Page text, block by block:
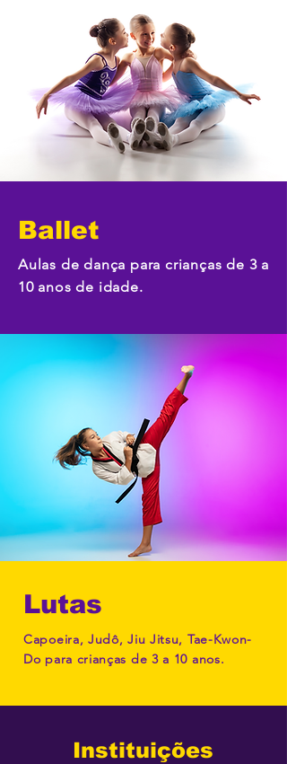
Ballet
Aulas de dança para crianças de 3 a
10 anos de idade.
Lutas
Capoeira, Judô, Jiu Jitsu, Tae-Kwon-
Do para crianças de 3 a 10 anos.
Instituições